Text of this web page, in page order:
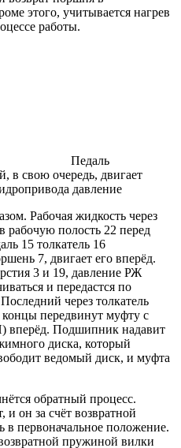
этого, учитывается нагрев
работы.
Педаль
в свою очередь, двигает
давление
Рабочая жидкость через
рабочую полость 22 перед
15 толкатель 16
7, двигает его вперёд.
3 и 19, давление РЖ
и передастся по
через толкатель
концы передвинут муфту с
Подшипник надавит
диска, который
ведомый диск, и муфта
обратный процесс.
и он за счёт возвратной
в первоначальное положение.
пружиной вилки